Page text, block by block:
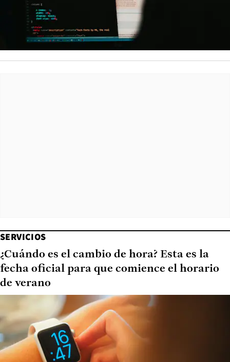
SERVICIOS
¿Cuándo es el cambio de hora? Esta es la
fecha oficial para que comience el horario
de verano